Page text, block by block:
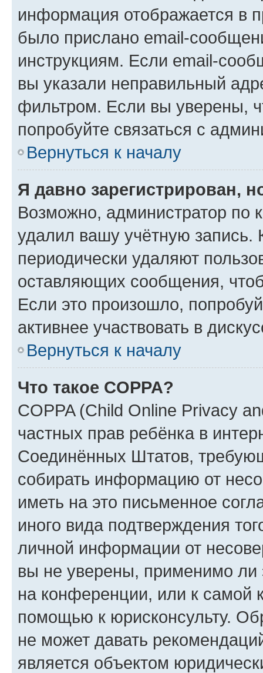
информация отображается в
было прислано email-
инструкциям. Если email-
вы указали неправильный
фильтром. Если вы уверены,
попробуйте связаться с
Вернуться к началу
Я давно зарегистрирован,
Возможно, администратор по
удалил вашу учётную запись.
периодически удаляют
оставляющих сообщения,
Если это произошло,
активнее участвовать в
Вернуться к началу
Что такое COPPA?
COPPA (Child Online Privacy
частных прав ребёнка в
Соединённых Штатов,
собирать информацию от
иметь на это письменное
иного вида подтверждения
личной информации от
вы не уверены, применимо ли
на конференции, или к самой
помощью к юрисконсульту.
не может давать
является объектом